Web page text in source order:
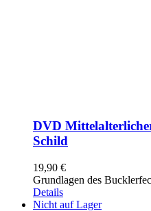
DVD
Schild
19,90 €
Grundlagen des
Details
Nicht auf Lager